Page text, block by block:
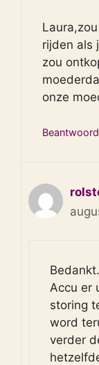
rijden als
zou
onze
Bedankt.
Accu er
storing
word
verder